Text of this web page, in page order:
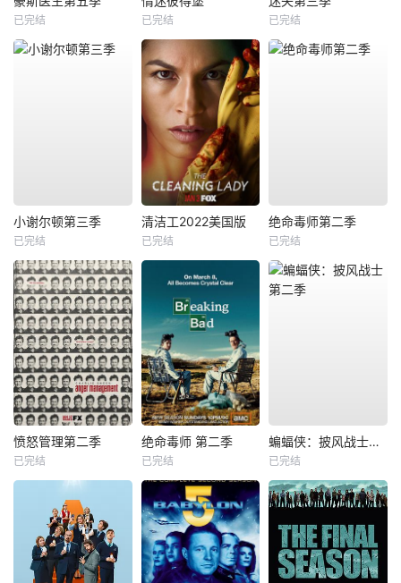
已完结 已完结 已完结
小谢尔顿第三季
已完结
清洁工2022美国版
已完结
绝命毒师第二季
已完结
愤怒管理第二季
已完结
绝命毒师 第二季
已完结
蝙蝠侠：披风战士第二季
已完结